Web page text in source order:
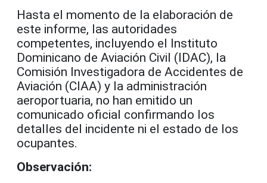
Hasta el momento de la elaboración de
este informe, las autoridades
competentes, incluyendo el Instituto
Dominicano de Aviación Civil (IDAC), la
Comisión Investigadora de Accidentes de
Aviación (CIAA) y la administración
aeroportuaria, no han emitido un
comunicado oficial confirmando los
detalles del incidente ni el estado de los
ocupantes.
Observación: